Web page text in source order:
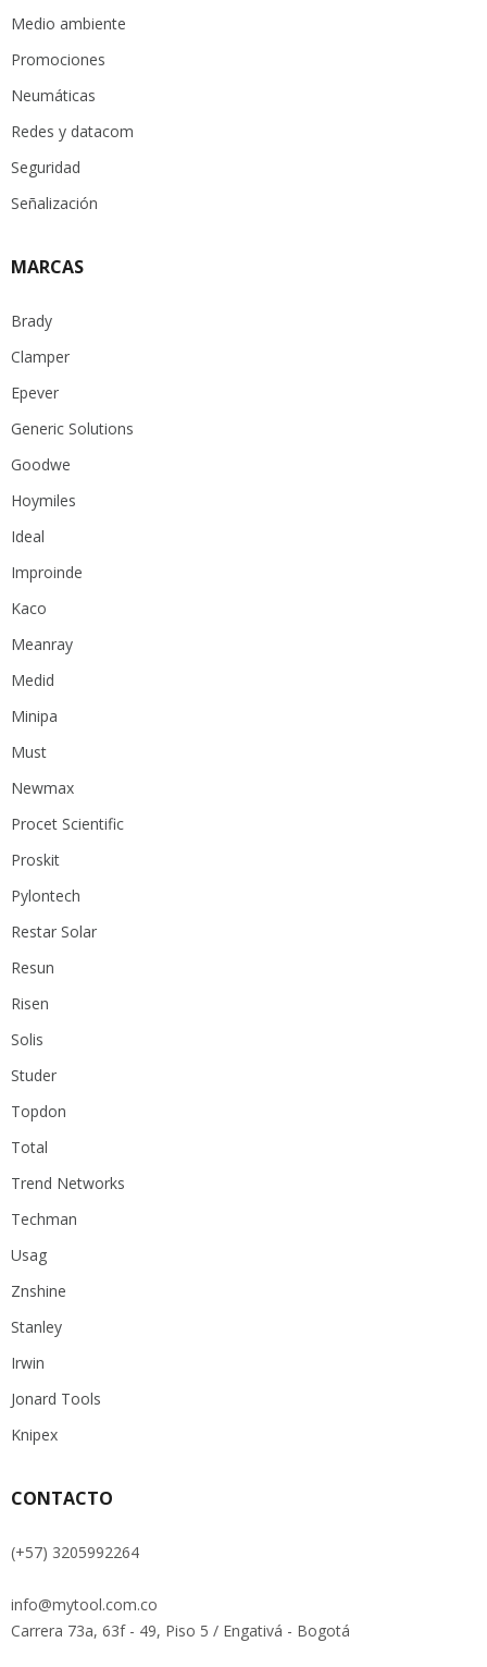
Medio ambiente
Promociones
Neumáticas
Redes y datacom
Seguridad
Señalización
MARCAS
Brady
Clamper
Epever
Generic Solutions
Goodwe
Hoymiles
Ideal
Improinde
Kaco
Meanray
Medid
Minipa
Must
Newmax
Procet Scientific
Proskit
Pylontech
Restar Solar
Resun
Risen
Solis
Studer
Topdon
Total
Trend Networks
Techman
Usag
Znshine
Stanley
Irwin
Jonard Tools
Knipex
CONTACTO
(+57) 3205992264
info@mytool.com.co
Carrera 73a, 63f - 49, Piso 5 / Engativá - Bogotá